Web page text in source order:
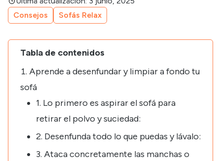
Consejos
Sofás Relax
Tabla de contenidos
Aprende a desenfundar y limpiar a fondo tu
sofá
1. Lo primero es aspirar el sofá para
retirar el polvo y suciedad:
2. Desenfunda todo lo que puedas y lávalo:
3. Ataca concretamente las manchas o